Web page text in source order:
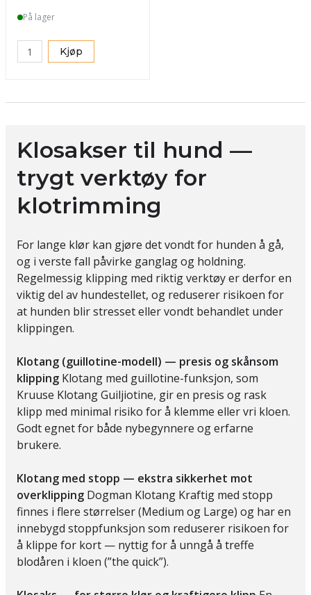
På lager
Kjøp
Klosakser til hund —
trygt verktøy for
klotrimming
For lange klør kan gjøre det vondt for hunden å gå,
og i verste fall påvirke ganglag og holdning.
Regelmessig klipping med riktig verktøy er derfor en
viktig del av hundestellet, og reduserer risikoen for
at hunden blir stresset eller vondt behandlet under
klippingen.
Klotang (guillotine-modell) — presis og skånsom
klipping Klotang med guillotine-funksjon, som
Kruuse Klotang Guiljiotine, gir en presis og rask
klipp med minimal risiko for å klemme eller vri kloen.
Godt egnet for både nybegynnere og erfarne
brukere.
Klotang med stopp — ekstra sikkerhet mot
overklipping Dogman Klotang Kraftig med stopp
finnes i flere størrelser (Medium og Large) og har en
innebygd stoppfunksjon som reduserer risikoen for
å klippe for kort — nyttig for å unngå å treffe
blodåren i kloen (”the quick”).